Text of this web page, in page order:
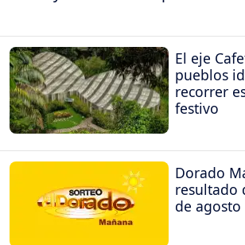
El eje
pueblos
recorrer
festivo
Dorado
resultado
de agosto